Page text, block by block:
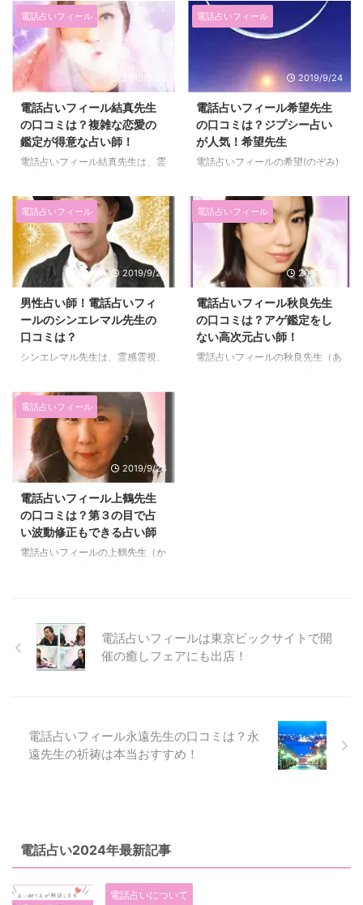
電話占いフィール
2019/9/22
電話占いフィール結真先生
の口コミは？複雑な恋愛の
鑑定が得意な占い師！
電話占いフィール結真先生は、霊
ーリングと人気の占術をすべて持
っているといっても過言ではあり
ません！もちろん、フィールの中
でも人気占い師です。 特に、恋
愛の鑑定に置いては「別れてしま
った関係」や「不倫」「復活愛」
の鑑定を得意としています。 管
理人（りえ）のコメントや結真先
生の口コミを紹介します。 結真
先生の詳細 在籍 電話占いフィー
ル 料金 1分280円 占術 霊感霊
ング 得意分野 恋愛、不倫、縁結
び、復 ...
電話占いフィール
2019/9/24
電話占いフィール希望先生
の口コミは？ジプシー占い
が人気！希望先生
電話占いフィールの希望(のぞみ)
強い「霊感霊視力」を駆使し、願
いを成就に向かわせてくれる占い
師です。 特に、これまで20年間
続けてきた「ジプシー占い」は、
本物のジプシーから伝授された特
別な占術。 霊感霊視と組み合わ
さることで、高い的中率を誇って
います。 その他、縁結びや縁切
りにも長けており、恋愛を中心と
した人間関係の悩みを「スッキ
リ」解決してくれると人気です！
電話占いフィール
2019/9/24
男性占い師！電話占いフィ
ールのシンエレマル先生の
口コミは？
シンエレマル先生は、霊感霊視、
い師です。 男性の占い師は、少
しサバサバした占いをされる人が
多いと思われがちですが、シンエ
レマル先生は、癒しをくれるよう
な鑑定をする先生です。 とは言
え、鑑定内容はしっかりと伝えて
くれます。 管理人（りえ）のコ
メントやカエデ先生の口コミを・
評判を紹介します。 シンエレマ
ル先生の詳細 在籍 電話占いフィ
ール 料金 1分220円 占術 霊感・
電話占いフィール
2019/9/24
電話占いフィール秋良先生
の口コミは？アゲ鑑定をし
ない高次元占い師！
電話占いフィールの秋良先生（あ
電話占いフィール
2019/9/24
電話占いフィール上鶴先生
の口コミは？第３の目で占
い波動修正もできる占い師
電話占いフィールの上鶴先生（か
「エネルギーワーク」を行って波
動修正もしてくれます。 管理人
（りえ）のコメントや上鶴先生の
感タロット、波動修正、東洋占星
術 得意分野 恋愛、不倫、縁結
び、復活愛、復縁、縁切り、仕
電話占いフィールは東京ビックサイトで開
催の癒しフェアにも出店！
電話占いフィール永遠先生の口コミは？永
遠先生の祈祷は本当おすすめ！
電話占い2024年最新記事
電話占いについて